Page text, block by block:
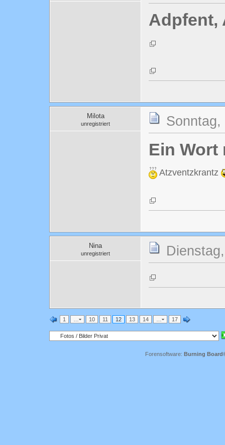
Adpfent,
Milota
unregistriert
Ein Wort
Atzventzkrantz
Nina
unregistriert
1 10 11 12 13 14 17
Forensoftware: Burning